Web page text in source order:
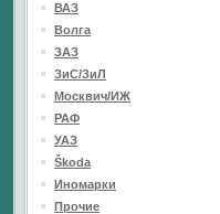
ВАЗ
Волга
ЗАЗ
ЗиС/ЗиЛ
Москвич/ИЖ
РАФ
УАЗ
Škoda
Иномарки
Прочие